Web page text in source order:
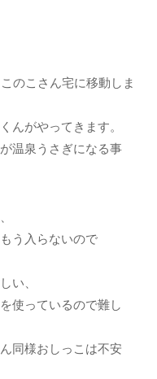
のこさん宅に移動しま
んがやってきます。
温泉うさぎになる事
う入らないので
い、
使っているので難し
同様おしっこは不安